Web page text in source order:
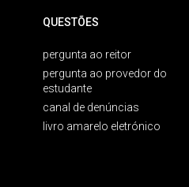
QUESTÕES
pergunta ao reitor
pergunta ao provedor do
estudante
canal de denúncias
livro amarelo eletrónico